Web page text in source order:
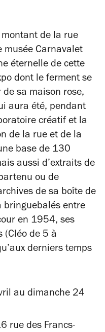
de la rue
musée Carnavalet
éternelle de cette
dont le ferment se
sa maison rose,
aura été, pendant
créatif et la
de la rue et de la
base de 130
aussi d’extraits de
ou de
de sa boîte de
bringuebalés entre
en 1954, ses
(Cléo de 5 à
derniers temps
au dimanche 24
rue des Francs-